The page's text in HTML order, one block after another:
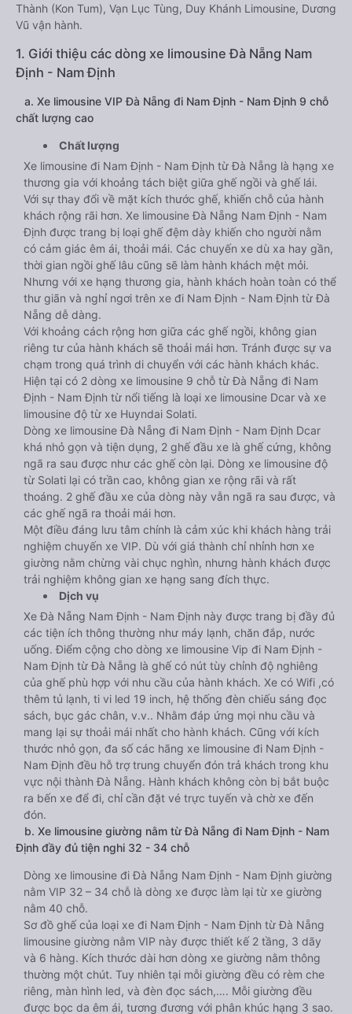
Thành (Kon Tum), Vạn Lục Tùng, Duy Khánh Limousine, Dương
Vũ vận hành.
1. Giới thiệu các dòng xe limousine Đà Nẵng Nam
Định - Nam Định
a. Xe limousine VIP Đà Nẵng đi Nam Định - Nam Định 9 chỗ
chất lượng cao
Chất lượng
Xe limousine đi Nam Định - Nam Định từ Đà Nẵng là hạng xe
thương gia với khoảng tách biệt giữa ghế ngồi và ghế lái.
Với sự thay đổi về mặt kích thước ghế, khiến chỗ của hành
khách rộng rãi hơn. Xe limousine Đà Nẵng Nam Định - Nam
Định được trang bị loại ghế đệm dày khiến cho người nằm
có cảm giác êm ái, thoải mái. Các chuyến xe dù xa hay gần,
thời gian ngồi ghế lâu cũng sẽ làm hành khách mệt mỏi.
Nhưng với xe hạng thương gia, hành khách hoàn toàn có thể
thư giãn và nghỉ ngơi trên xe đi Nam Định - Nam Định từ Đà
Nẵng dễ dàng.
Với khoảng cách rộng hơn giữa các ghế ngồi, không gian
riêng tư của hành khách sẽ thoải mái hơn. Tránh được sự va
chạm trong quá trình di chuyển với các hành khách khác.
Hiện tại có 2 dòng xe limousine 9 chỗ từ Đà Nẵng đi Nam
Định - Nam Định từ nổi tiếng là loại xe limousine Dcar và xe
limousine độ từ xe Huyndai Solati.
Dòng xe limousine Đà Nẵng đi Nam Định - Nam Định Dcar
khá nhỏ gọn và tiện dụng, 2 ghế đầu xe là ghế cứng, không
ngã ra sau được như các ghế còn lại. Dòng xe limousine độ
từ Solati lại có trần cao, không gian xe rộng rãi và rất
thoáng. 2 ghế đầu xe của dòng này vẫn ngã ra sau được, và
các ghế ngã ra thoải mái hơn.
Một điều đáng lưu tâm chính là cảm xúc khi khách hàng trải
nghiệm chuyến xe VIP. Dù với giá thành chỉ nhỉnh hơn xe
giường nằm chừng vài chục nghìn, nhưng hành khách được
trải nghiệm không gian xe hạng sang đích thực.
Dịch vụ
Xe Đà Nẵng Nam Định - Nam Định này được trang bị đầy đủ
các tiện ích thông thường như máy lạnh, chăn đắp, nước
uống. Điểm cộng cho dòng xe limousine Vip đi Nam Định -
Nam Định từ Đà Nẵng là ghế có nút tùy chỉnh độ nghiêng
của ghế phù hợp với nhu cầu của hành khách. Xe có Wifi ,có
thêm tủ lạnh, ti vi led 19 inch, hệ thống đèn chiếu sáng đọc
sách, bục gác chân, v.v.. Nhằm đáp ứng mọi nhu cầu và
mang lại sự thoải mái nhất cho hành khách. Cũng với kích
thước nhỏ gọn, đa số các hãng xe limousine đi Nam Định -
Nam Định đều hỗ trợ trung chuyển đón trả khách trong khu
vực nội thành Đà Nẵng. Hành khách không còn bị bắt buộc
ra bến xe để đi, chỉ cần đặt vé trực tuyến và chờ xe đến
đón.
b. Xe limousine giường nằm từ Đà Nẵng đi Nam Định - Nam
Định đầy đủ tiện nghi 32 - 34 chỗ
Dòng xe limousine đi Đà Nẵng Nam Định - Nam Định giường
nằm VIP 32 – 34 chỗ là dòng xe được làm lại từ xe giường
nằm 40 chỗ.
Sơ đồ ghế của loại xe đi Nam Định - Nam Định từ Đà Nẵng
limousine giường nằm VIP này được thiết kế 2 tầng, 3 dãy
và 6 hàng. Kích thước dài hơn dòng xe giường nằm thông
thường một chút. Tuy nhiên tại mỗi giường đều có rèm che
riêng, màn hình led, và đèn đọc sách,…. Mỗi giường đều
được bọc da êm ái, tương đương với phân khúc hạng 3 sao.